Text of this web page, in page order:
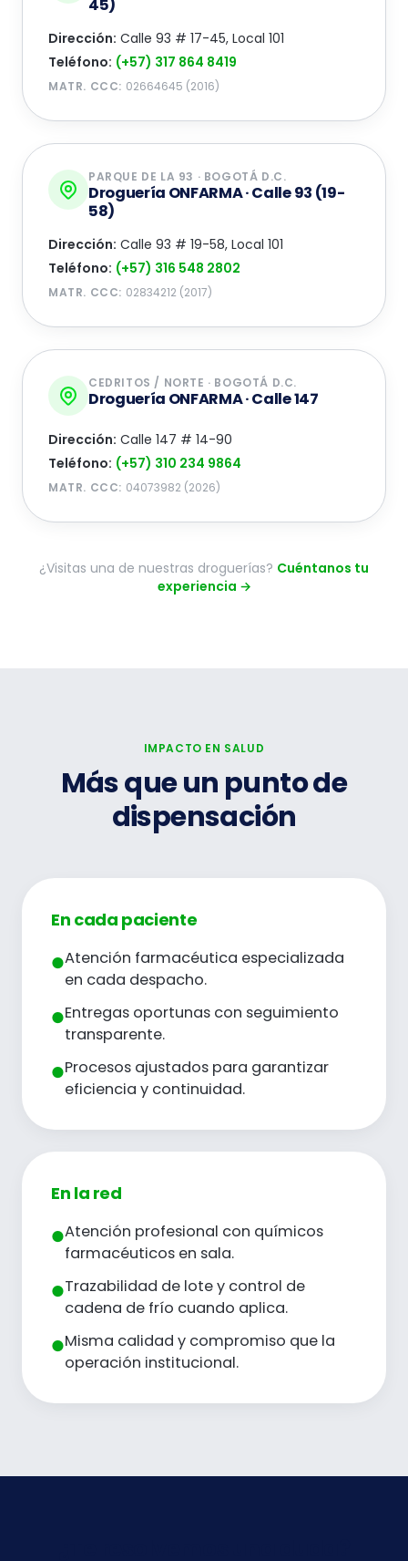
45)
Dirección: Calle 93 # 17-45, Local 101
Teléfono: (+57) 317 864 8419
MATR. CCC: 02664645 (2016)
PARQUE DE LA 93 · BOGOTÁ D.C.
Droguería ONFARMA · Calle 93 (19-
58)
Dirección: Calle 93 # 19-58, Local 101
Teléfono: (+57) 316 548 2802
MATR. CCC: 02834212 (2017)
CEDRITOS / NORTE · BOGOTÁ D.C.
Droguería ONFARMA · Calle 147
Dirección: Calle 147 # 14-90
Teléfono: (+57) 310 234 9864
MATR. CCC: 04073982 (2026)
¿Visitas una de nuestras droguerías? Cuéntanos tu
experiencia →
IMPACTO EN SALUD
Más que un punto de
dispensación
En cada paciente
●Atención farmacéutica especializada
en cada despacho.
●Entregas oportunas con seguimiento
transparente.
●Procesos ajustados para garantizar
eficiencia y continuidad.
En la red
●Atención profesional con químicos
farmacéuticos en sala.
●Trazabilidad de lote y control de
cadena de frío cuando aplica.
●Misma calidad y compromiso que la
operación institucional.